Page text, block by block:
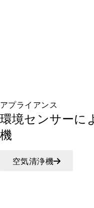
アプライアンス
環境センサーに
機
空気清浄機